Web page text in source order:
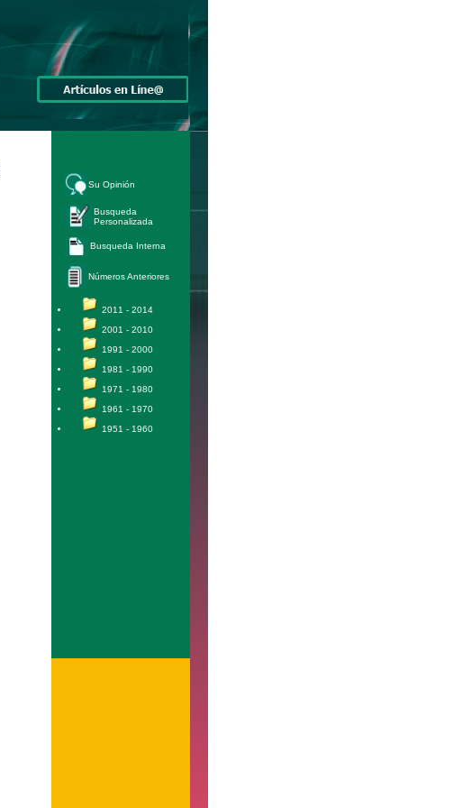
Su Opinión
Busqueda
Personalizada
Busqueda Interna
Números Anteriores
2011 - 2014
2001 - 2010
1991 - 2000
1981 - 1990
1971 - 1980
1961 - 1970
1951 - 1960